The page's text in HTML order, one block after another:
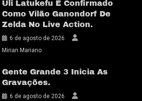
Uli Latukefu É Confirmado
Como Vilão Ganondorf De
Zelda No Live Action.
6 de agosto de 2026
Mirian Mariano
Gente Grande 3 Inicia As
Gravações.
6 de agosto de 2026